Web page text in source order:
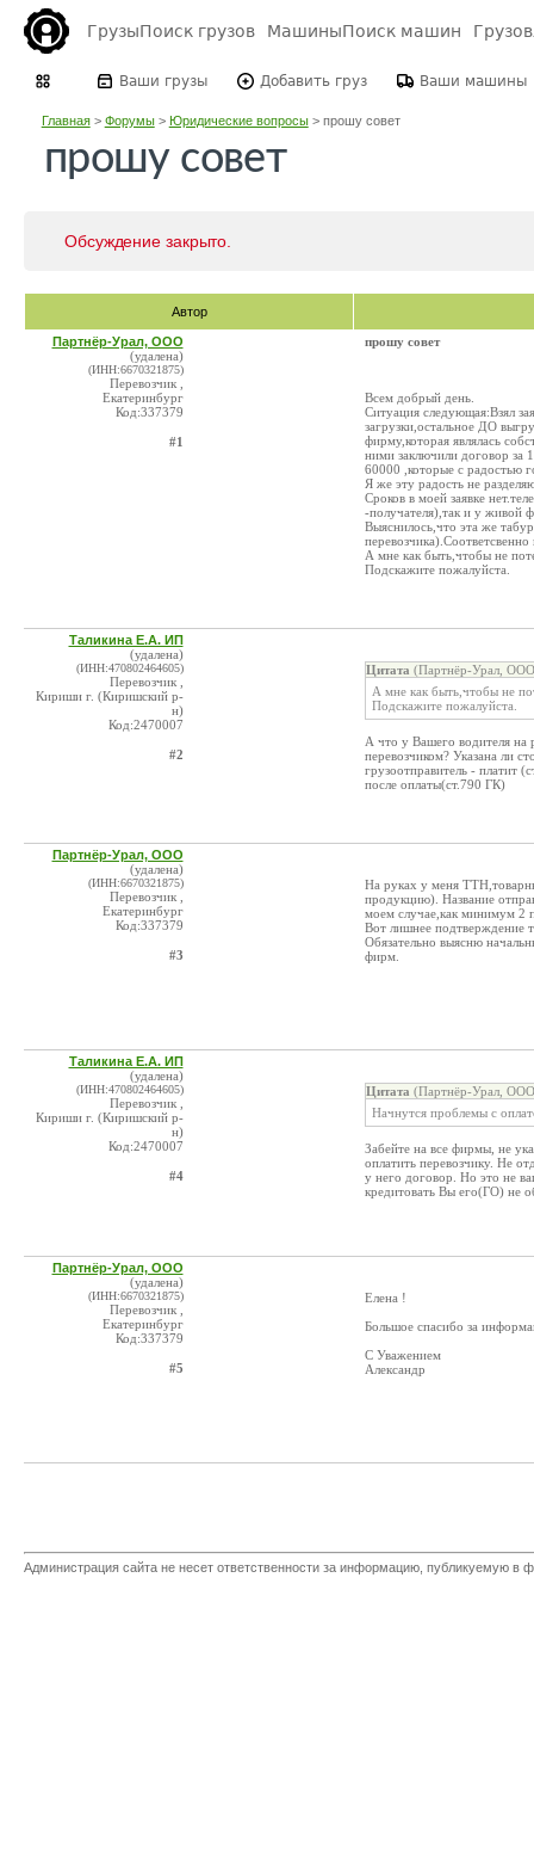
ГрузыПоиск грузов МашиныПоиск машин
Ваши грузы Добавить груз Ваши машины
Главная> Форумы> Юридические вопросы> прошу совет
прошу совет
Обсуждение закрыто.
Автор
Партнёр-Урал, ООО
(удалена)
(ИНН:6670321875)
Перевозчик ,
Екатеринбург
Код:337379
#1
прошу совет
Всем добрый день.
Ситуация следующая:Взял
загрузки,остальное ДО
фирму,которая являлась
ними заключили договор за
60000 ,которые с радостью
Я же эту радость не
Сроков в моей заявке
-получателя),так и у живой
Выяснилось,что эта же
А мне как быть,чтобы не
Подскажите пожалуйста.
Таликина Е.А. ИП
(удалена)
(ИНН:470802464605)
Перевозчик ,
Кириши г. (Киришский р-
н)
Код:2470007
#2
Цитата (Партнёр-Урал,
А мне как быть,чтобы не
Подскажите пожалуйста.
А что у Вашего водителя на
перевозчиком? Указана ли
грузоотправитель - платит
после оплаты(ст.790 ГК)
Партнёр-Урал, ООО
(удалена)
(ИНН:6670321875)
Перевозчик ,
Екатеринбург
Код:337379
#3
На руках у меня
продукцию). Название
моем случае,как минимум 2
Вот лишнее подтверждение
Обязательно выясню
фирм.
Таликина Е.А. ИП
(удалена)
(ИНН:470802464605)
Перевозчик ,
Кириши г. (Киришский р-
н)
Код:2470007
#4
Цитата (Партнёр-Урал,
Начнутся проблемы с
Забейте на все фирмы, не
оплатить перевозчику. Не
у него договор. Но это не
кредитовать Вы его(ГО) не
Партнёр-Урал, ООО
(удалена)
(ИНН:6670321875)
Перевозчик ,
Екатеринбург
Код:337379
#5
Елена !
Большое спасибо за
С Уважением
Александр
Администрация сайта не несет ответственности за информацию, публикуемую